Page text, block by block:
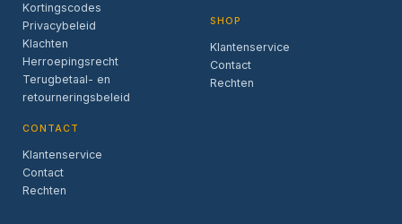
Kortingscodes
Privacybeleid
Klachten
Herroepingsrecht
Terugbetaal- en
retourneringsbeleid
CONTACT
Klantenservice
Contact
Rechten
SHOP
Klantenservice
Contact
Rechten